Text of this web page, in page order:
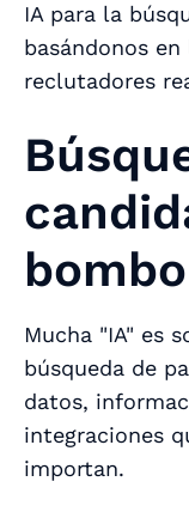
IA para la
basándonos
reclutadores
Mucha "IA" es
búsqueda de
datos,
integraciones
importan.